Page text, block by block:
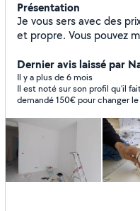
Présentation
Je vous sers avec des
et propre. Vous pouvez
Dernier avis laissé par
Il y a plus de 6 mois
Il est noté sur son profil qu’il
demandé 150€ pour changer
proposé 60-70€. Quand je lui
heu rien a voir avec le budget a
Bref à fuir !